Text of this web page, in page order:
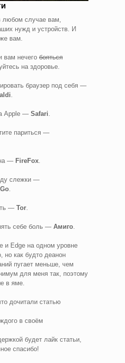
любом случае вам,
нужд и устройств. И
вам.
вам нечего бояться
на здоровье.
браузер под себя —
Apple — Safari
париться —
— FireFox
слежки —
— Tor
себе боль — Амиго
и Edge на одном уровне
но как будто деанон
пугает меньше, чем
для меня так, поэтому
в яме.
дочитали статью
в своём
будет лайк статьи,
спасибо!